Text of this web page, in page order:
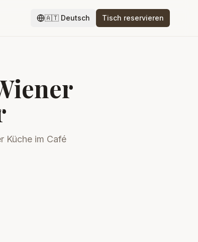
🇦🇹 Deutsch Tisch reservieren
Küche im Café